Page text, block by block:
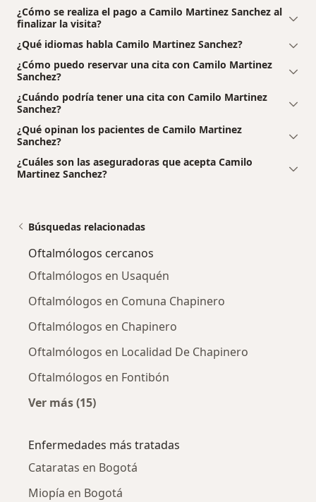
¿Cómo se realiza el pago a Camilo Martinez Sanchez al
finalizar la visita?
¿Qué idiomas habla Camilo Martinez Sanchez?
¿Cómo puedo reservar una cita con Camilo Martinez
Sanchez?
¿Cuándo podría tener una cita con Camilo Martinez
Sanchez?
¿Qué opinan los pacientes de Camilo Martinez
Sanchez?
¿Cuáles son las aseguradoras que acepta Camilo
Martinez Sanchez?
Búsquedas relacionadas
Oftalmólogos cercanos
Oftalmólogos en Usaquén
Oftalmólogos en Comuna Chapinero
Oftalmólogos en Chapinero
Oftalmólogos en Localidad De Chapinero
Oftalmólogos en Fontibón
Ver más (15)
Enfermedades más tratadas
Cataratas en Bogotá
Miopía en Bogotá